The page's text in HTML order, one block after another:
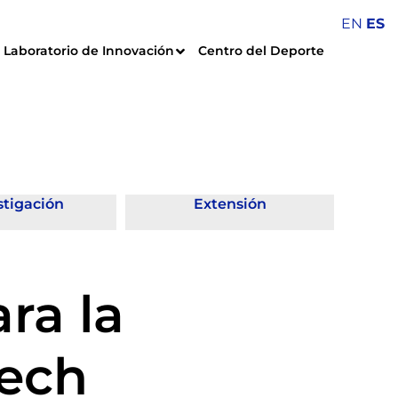
Laboratorio de Innovación Centro del Deporte
Extensión
la
EN ES